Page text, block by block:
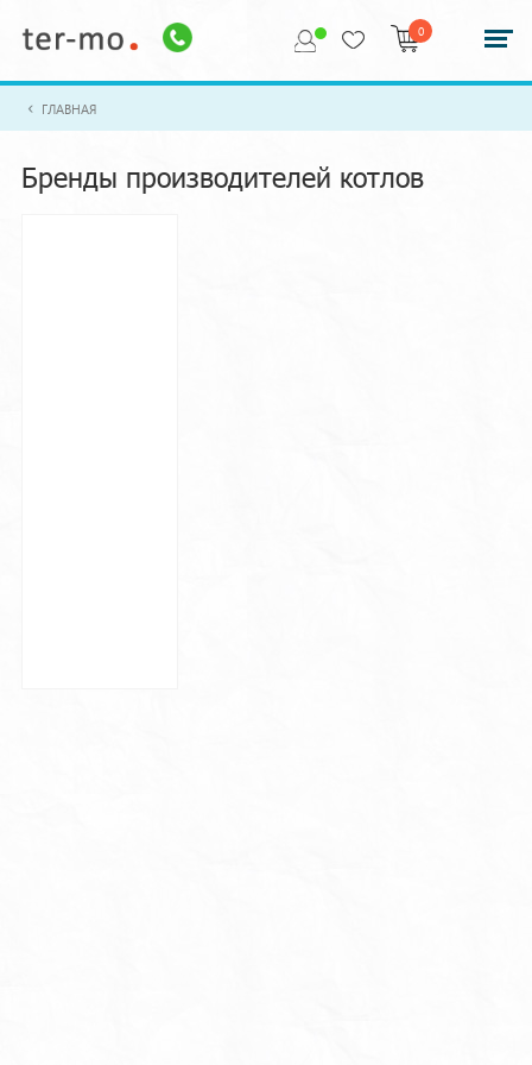
0
ГЛАВНАЯ
Бренды производителей котлов